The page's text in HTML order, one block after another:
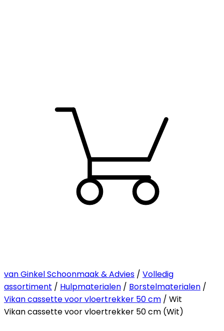
van Ginkel Schoonmaak & Advies / Volledig
assortiment / Hulpmaterialen / Borstelmaterialen /
Vikan cassette voor vloertrekker 50 cm / Wit
Vikan cassette voor vloertrekker 50 cm (Wit)